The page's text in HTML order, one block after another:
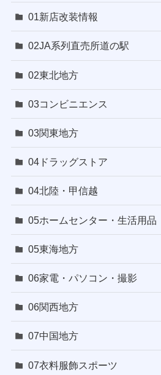
01新店改装情報
02JA系列直売所道の駅
02東北地方
03コンビニエンス
03関東地方
04ドラッグストア
04北陸・甲信越
05ホームセンター・生活用品
05東海地方
06家電・パソコン・撮影
06関西地方
07中国地方
07衣料服飾スポーツ